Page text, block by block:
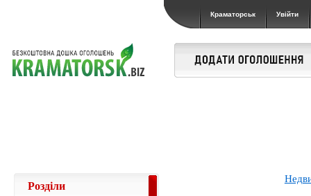
Краматорськ Увійти
Розділи